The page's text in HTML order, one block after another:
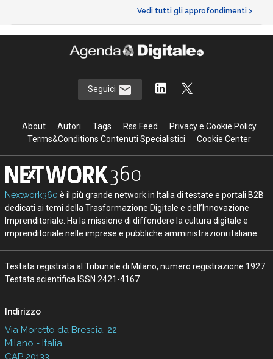
Vedi tutti gli approfondimenti >
Seguici
About Autori Tags Rss Feed
Privacy e Cookie Policy
Terms&Conditions Contenuti Specialistici
Cookie Center
Nextwork360 è il più grande network in Italia di testate e portali B2B
dedicati ai temi della Trasformazione Digitale e dell’Innovazione
Imprenditoriale. Ha la missione di diffondere la cultura digitale e
imprenditoriale nelle imprese e pubbliche amministrazioni italiane.
Testata registrata al Tribunale di Milano, numero registrazione 1927.
Testata scientifica ISSN 2421-4167
Indirizzo
Via Moretto da Brescia, 22
Milano - Italia
CAP 20133